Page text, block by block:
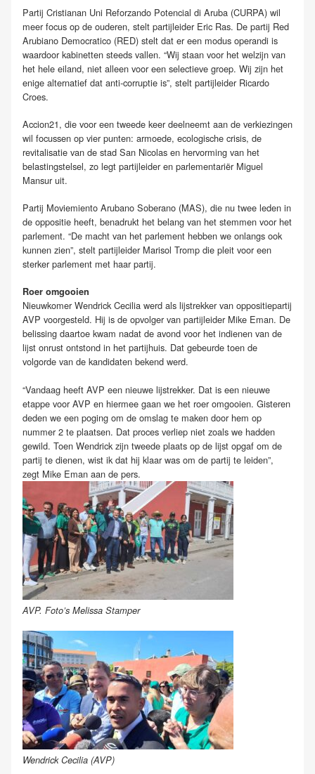
Partij Cristianan Uni Reforzando Potencial di Aruba (CURPA) wil
meer focus op de ouderen, stelt partijleider Eric Ras. De partij Red
Arubiano Democratico (RED) stelt dat er een modus operandi is
waardoor kabinetten steeds vallen. “Wij staan voor het welzijn van
het hele eiland, niet alleen voor een selectieve groep. Wij zijn het
enige alternatief dat anti-corruptie is”, stelt partijleider Ricardo
Croes.
Accion21, die voor een tweede keer deelneemt aan de verkiezingen
wil focussen op vier punten: armoede, ecologische crisis, de
revitalisatie van de stad San Nicolas en hervorming van het
belastingstelsel, zo legt partijleider en parlementariër Miguel
Mansur uit.
Partij Moviemiento Arubano Soberano (MAS), die nu twee leden in
de oppositie heeft, benadrukt het belang van het stemmen voor het
parlement. “De macht van het parlement hebben we onlangs ook
kunnen zien”, stelt partijleider Marisol Tromp die pleit voor een
sterker parlement met haar partij.
Roer omgooien
Nieuwkomer Wendrick Cecilia werd als lijstrekker van oppositiepartij
AVP voorgesteld. Hij is de opvolger van partijleider Mike Eman. De
belissing daartoe kwam nadat de avond voor het indienen van de
lijst onrust ontstond in het partijhuis. Dat gebeurde toen de
volgorde van de kandidaten bekend werd.
“Vandaag heeft AVP een nieuwe lijstrekker. Dat is een nieuwe
etappe voor AVP en hiermee gaan we het roer omgooien. Gisteren
deden we een poging om de omslag te maken door hem op
nummer 2 te plaatsen. Dat proces verliep niet zoals we hadden
gewild. Toen Wendrick zijn tweede plaats op de lijst opgaf om de
partij te dienen, wist ik dat hij klaar was om de partij te leiden”,
zegt Mike Eman aan de pers.
AVP. Foto’s Melissa Stamper
Wendrick Cecilia (AVP)